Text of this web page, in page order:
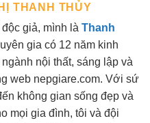
THANH THỦY
giả, mình là Thanh
gia có 12 năm kinh
nội thất, sáng lập và
web nepgiare.com. Với sứ
không gian sống đẹp và
mọi gia đình, tôi và đội